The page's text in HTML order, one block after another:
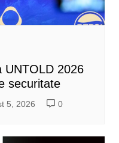
UNTOLD 2026
securitate
5, 2026 0